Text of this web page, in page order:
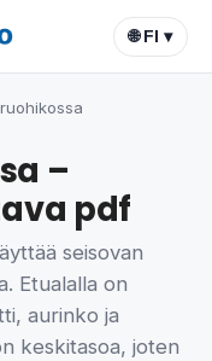
🌐 FI ▾
–
pdf
seisovan
Etualalla on
aurinko ja
keskitasoa, joten